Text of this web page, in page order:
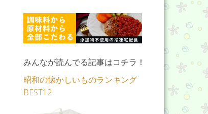
みんなが読んでる記事はコチラ！
昭和の懐かしいものランキング
BEST12